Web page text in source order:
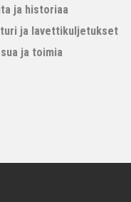
ja historiaa
ja lavettikuljetukset
ja toimia